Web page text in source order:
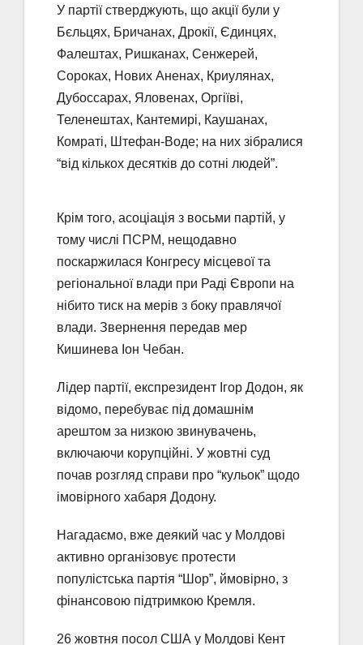
У партії стверджують, що акції були у
Бєльцях, Бричанах, Дрокії, Єдинцях,
Фалештах, Ришканах, Сенжерей,
Сороках, Нових Аненах, Криулянах,
Дубоссарах, Яловенах, Оргіїві,
Теленештах, Кантемирі, Каушанах,
Комраті, Штефан-Воде; на них зібралися
“від кількох десятків до сотні людей”.
Крім того, асоціація з восьми партій, у
тому числі ПСРМ, нещодавно
поскаржилася Конгресу місцевої та
регіональної влади при Раді Європи на
нібито тиск на мерів з боку правлячої
влади. Звернення передав мер
Кишинева Іон Чебан.
Лідер партії, експрезидент Ігор Додон, як
відомо, перебуває під домашнім
арештом за низкою звинувачень,
включаючи корупційні. У жовтні суд
почав розгляд справи про “кульок” щодо
імовірного хабаря Додону.
Нагадаємо, вже деякий час у Молдові
активно організовує протести
популістська партія “Шор”, ймовірно, з
фінансовою підтримкою Кремля.
26 жовтня посол США у Молдові Кент